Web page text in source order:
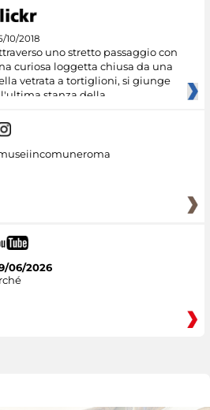
10/2018
uno stretto passaggio con
curiosa loggetta chiusa da una
vetrata a tortiglioni, si giunge
stanza della
06/2026